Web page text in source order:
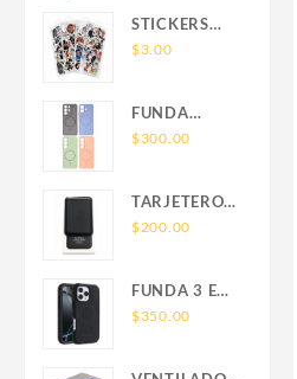
STICKERS
UNIVERSALES
$3.00
FUNDA
NOVA SAM
SIN SOPORTE
MAGNETICO
$300.00
TARJETERO
SIN SOPORTE
LEATHER
WALLET
$200.00
FUNDA 3 EN
1 TIPO
$350.00